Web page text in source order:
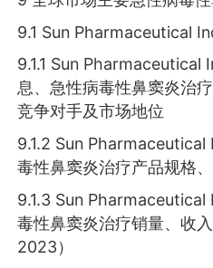
9.1 Sun Pharmaceutical
9.1.1 Sun Pharmaceutical
息、急性病毒性鼻窦炎治
竞争对手及市场地位
9.1.2 Sun
毒性鼻窦炎治疗产品规格
9.1.3 Sun
毒性鼻窦炎治疗销量、收
2023）